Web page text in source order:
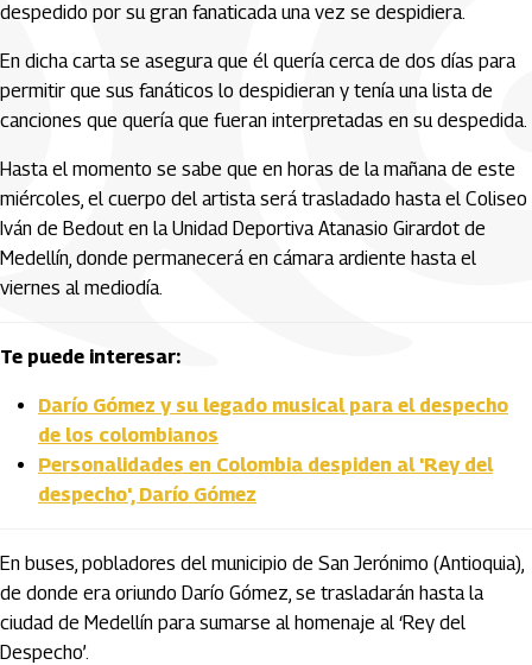
despedido por su gran fanaticada una vez se despidiera.
En dicha carta se asegura que él quería cerca de dos días para
permitir que sus fanáticos lo despidieran y tenía una lista de
canciones que quería que fueran interpretadas en su despedida.
Hasta el momento se sabe que en horas de la mañana de este
miércoles, el cuerpo del artista será trasladado hasta el Coliseo
Iván de Bedout en la Unidad Deportiva Atanasio Girardot de
Medellín, donde permanecerá en cámara ardiente hasta el
viernes al mediodía.
Te puede interesar:
Darío Gómez y su legado musical para el despecho
de los colombianos
Personalidades en Colombia despiden al 'Rey del
despecho', Darío Gómez
En buses, pobladores del municipio de San Jerónimo (Antioquia),
de donde era oriundo Darío Gómez, se trasladarán hasta la
ciudad de Medellín para sumarse al homenaje al ‘Rey del
Despecho’.